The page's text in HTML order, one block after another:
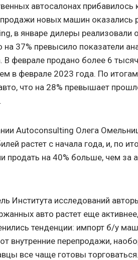
автосалонах прибавилось
продажи новых машин оказались
в январе дилеры реализовали
37% превысило показатели
В феврале продано более 6
в феврале 2023 года. По
что на 28% превышает
Autoconsulting Олега
растет с начала года, и, по
продать на 40% больше, чем за
Института исследований
авто растет еще
тенденции: импорт б/у
внутренние перепродажи,
все чаще готовы